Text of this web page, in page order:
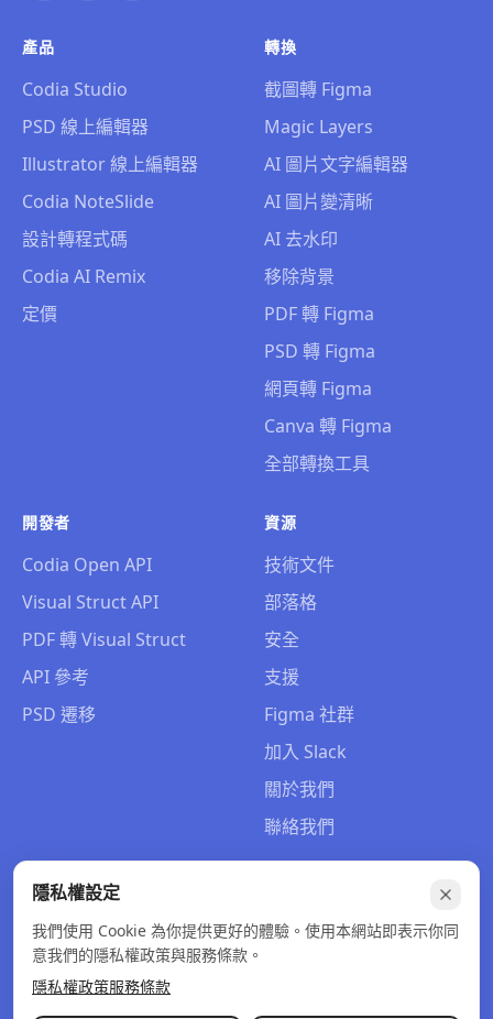
產品
Codia Studio
PSD 線上編輯器
Illustrator 線上編輯器
Codia NoteSlide
設計轉程式碼
Codia AI Remix
定價
轉換
截圖轉 Figma
Magic Layers
AI 圖片文字編輯器
AI 圖片變清晰
AI 去水印
移除背景
PDF 轉 Figma
PSD 轉 Figma
網頁轉 Figma
Canva 轉 Figma
全部轉換工具
開發者
Codia Open API
Visual Struct API
PDF 轉 Visual Struct
API 參考
PSD 遷移
資源
技術文件
部落格
安全
支援
Figma 社群
加入 Slack
關於我們
聯絡我們
© 2026 Codia AI. 版權所有。
隱私權政策服務條款退款政策
隱私權設定
我們使用 Cookie 為你提供更好的體驗。使用本網站即表示你同
意我們的隱私權政策與服務條款。
隱私權政策服務條款